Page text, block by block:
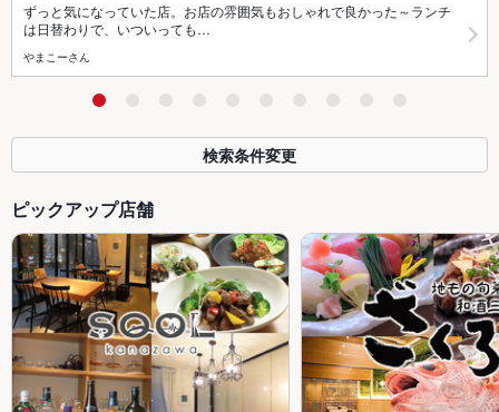
ずっと気になっていた店。お店の雰囲気もおしゃれで良かった～ランチ
は日替わりで、いついっても…
やまこーさん
検索条件変更
ピックアップ店舗